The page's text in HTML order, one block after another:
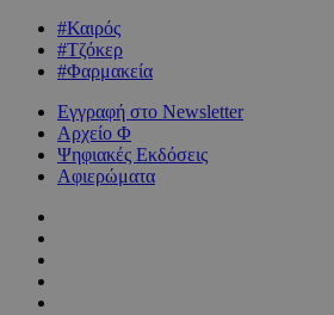
#Καιρός
#Τζόκερ
#Φαρμακεία
Εγγραφή στο Newsletter
Αρχείο Φ
Ψηφιακές Εκδόσεις
Αφιερώματα